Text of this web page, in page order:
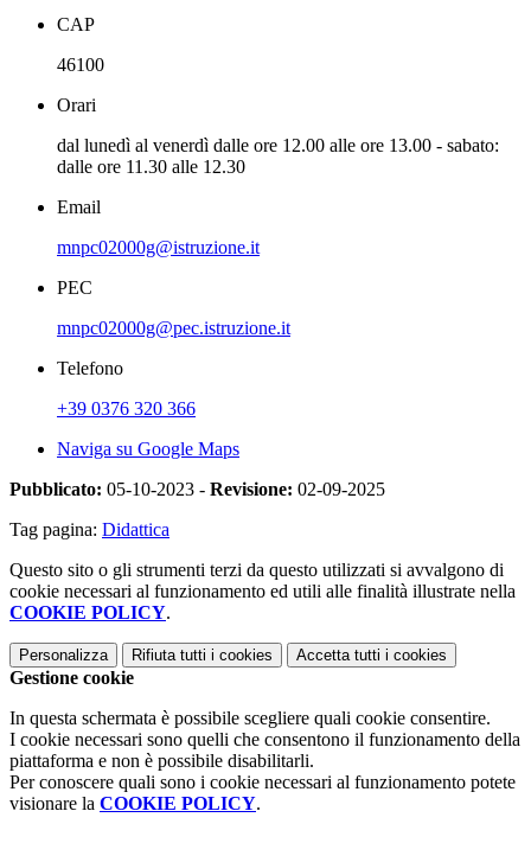
CAP
46100
Orari
dal lunedì al venerdì dalle ore 12.00 alle ore 13.00 - sabato:
dalle ore 11.30 alle 12.30
Email
mnpc02000g@istruzione.it
PEC
mnpc02000g@pec.istruzione.it
Telefono
+39 0376 320 366
Naviga su Google Maps
Pubblicato: 05-10-2023 - Revisione: 02-09-2025
Tag pagina: Didattica
Questo sito o gli strumenti terzi da questo utilizzati si avvalgono di
cookie necessari al funzionamento ed utili alle finalità illustrate nella
COOKIE POLICY.
Personalizza Rifiuta tutti i cookies Accetta tutti i cookies
Gestione cookie
In questa schermata è possibile scegliere quali cookie consentire.
I cookie necessari sono quelli che consentono il funzionamento della
piattaforma e non è possibile disabilitarli.
Per conoscere quali sono i cookie necessari al funzionamento potete
visionare la COOKIE POLICY.